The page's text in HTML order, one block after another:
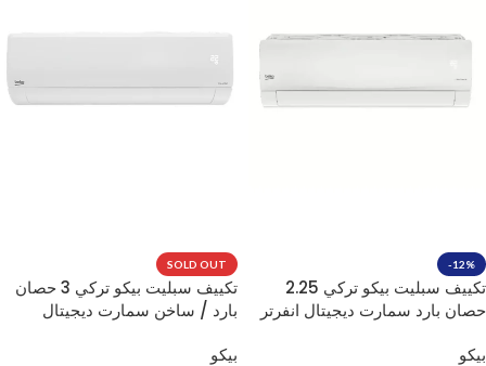
-12%
تكييف سبليت بيكو تركي 2.25
حصان بارد سمارت ديجيتال انفرتر
بيكو
SOLD OUT
تكييف سبليت بيكو تركي 3 حصان
بارد / ساخن سمارت ديجيتال
بيكو